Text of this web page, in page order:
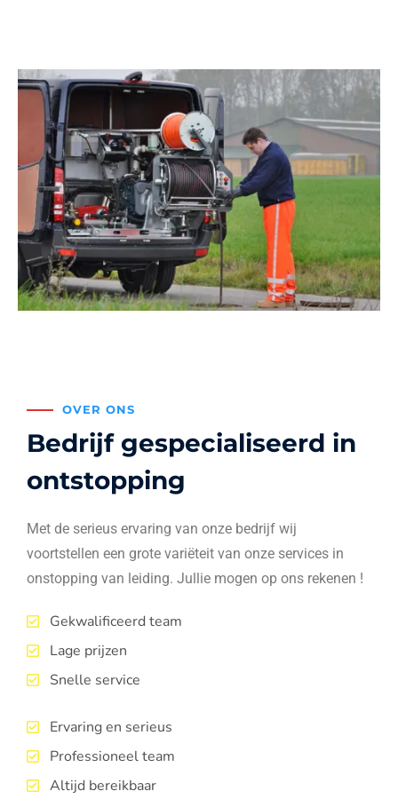
OVER ONS
Bedrijf gespecialiseerd in
ontstopping
Met de serieus ervaring van onze bedrijf wij
voortstellen een grote variëteit van onze services in
onstopping van leiding. Jullie mogen op ons rekenen !
Gekwalificeerd team
Lage prijzen
Snelle service
Ervaring en serieus
Professioneel team
Altijd bereikbaar